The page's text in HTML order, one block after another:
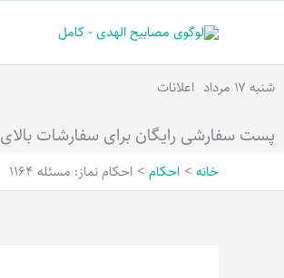
شنبه ۱۷ مرداد اعلانات
پست سفارشی رایگان برای سفارشات بالای ۳۰۰.۰۰۰ تومان
خانه احکام احکام نماز: مسئله 1164